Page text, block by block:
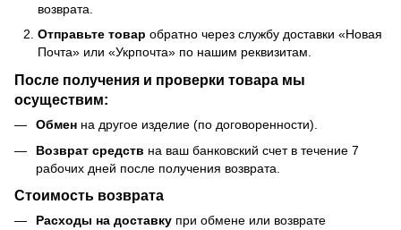
возврата.
Отправьте товар обратно через службу доставки «Новая
Почта» или «Укрпочта» по нашим реквизитам.
После получения и проверки товара мы
осуществим:
Обмен на другое изделие (по договоренности).
Возврат средств на ваш банковский счет в течение 7
рабочих дней после получения возврата.
Стоимость возврата
Расходы на доставку при обмене или возврате